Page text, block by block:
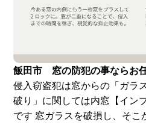
飯田市 窓の防犯の事ならお
侵入窃盗犯は窓からの「ガラ
破り」に関しては内窓【イン
です 窓ガラスを破損し、そこ